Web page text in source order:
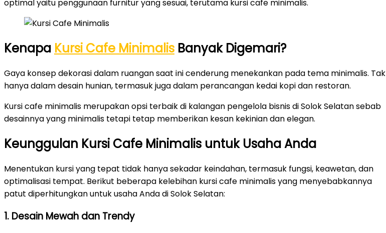
optimal yaitu penggunaan furnitur yang sesuai, terutama kursi cafe minimalis.
Kenapa Kursi Cafe Minimalis Banyak Digemari?
Gaya konsep dekorasi dalam ruangan saat ini cenderung menekankan pada tema minimalis. Tak
hanya dalam desain hunian, termasuk juga dalam perancangan kedai kopi dan restoran.
Kursi cafe minimalis merupakan opsi terbaik di kalangan pengelola bisnis di Solok Selatan sebab
desainnya yang minimalis tetapi tetap memberikan kesan kekinian dan elegan.
Keunggulan Kursi Cafe Minimalis untuk Usaha Anda
Menentukan kursi yang tepat tidak hanya sekadar keindahan, termasuk fungsi, keawetan, dan
optimalisasi tempat. Berikut beberapa kelebihan kursi cafe minimalis yang menyebabkannya
patut diperhitungkan untuk usaha Anda di Solok Selatan:
1. Desain Mewah dan Trendy